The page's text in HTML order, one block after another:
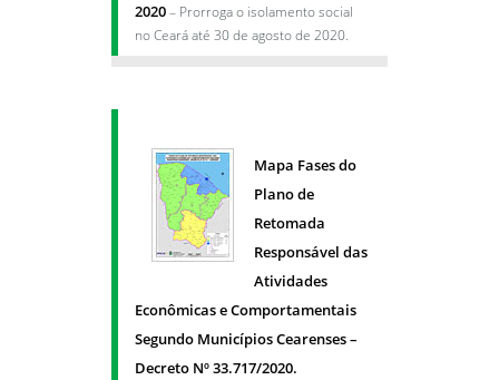
2020– Prorroga o isolamento social
no Ceará até 30 de agosto de 2020.
Mapa Fases do
Plano de
Retomada
Responsável das
Atividades
Econômicas e Comportamentais
Segundo Municípios Cearenses –
Decreto Nº 33.717/2020.